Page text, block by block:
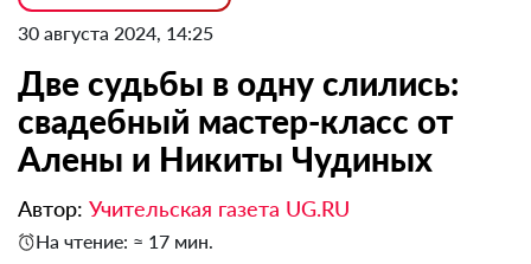
30 августа 2024, 14:25
Две судьбы в одну слились:
свадебный мастер-класс от
Алены и Никиты Чудиных
Автор: Учительская газета UG.RU
На чтение: ≈ 17 мин.